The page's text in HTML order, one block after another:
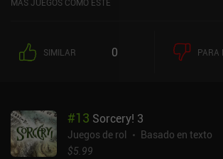
interactiva. Las decisiones menores sirven para
personalidad de nuestro personaje de una
que no estábamos preparados.La historia es
parte, pero se abre en algunos momentos,
el mundo, visitar pueblos, decidir a qué
MÁS JUEGOS COMO ESTE
SIMILAR 0 PARA
#13 Sorcery! 3
Juegos de rol
Basado en texto
$5.99